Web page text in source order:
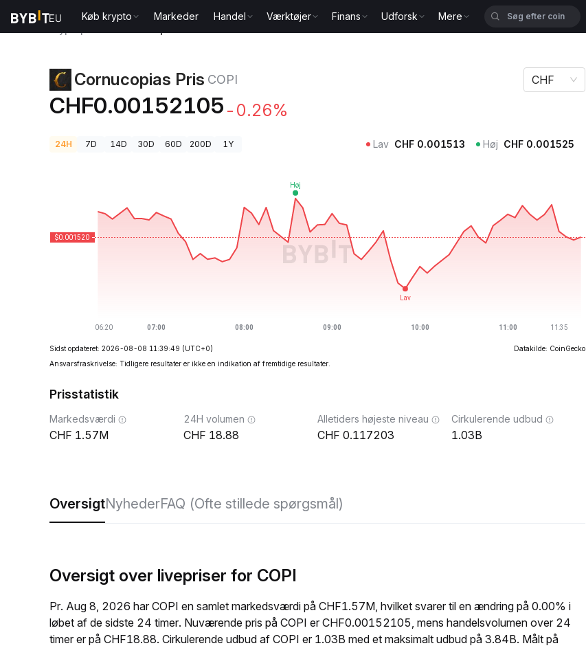
Køb krypto Markeder Handel Værktøjer Finans Udforsk Mere
Cornucopias Pris COPI
CHF0.00152105 -0.26%
CHF
24H 7D 14D 30D 60D 200D 1Y Lav CHF 0.001513 Høj CHF 0.001525
Sidst opdateret: 2026-08-08 11:39:49 (UTC+0)
Datakilde: CoinGecko
Ansvarsfraskrivelse: Tidligere resultater er ikke en indikation af fremtidige resultater.
Prisstatistik
Markedsværdi
1.57M
24H volumen
18.88
Alletiders højeste niveau
0.117203
Cirkulerende udbud
1.03B
OversigtNyhederFAQ (Ofte stillede spørgsmål)
Oversigt over livepriser for COPI
Pr. Aug 8, 2026 har COPI en samlet markedsværdi på CHF1.57M, hvilket svarer til en ændring på 0.00% i
løbet af de sidste 24 timer. Nuværende pris på COPI er CHF0.00152105, mens handelsvolumen over 24
timer er på CHF18.88. Cirkulerende udbud af COPI er 1.03B med et maksimalt udbud på 3.84B. Målt på